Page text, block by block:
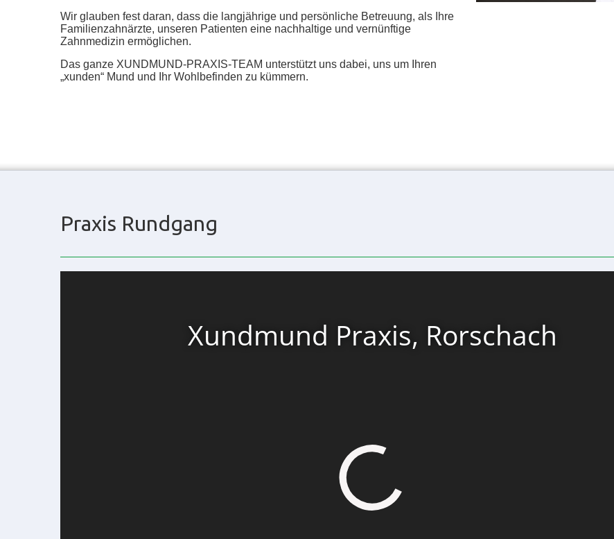
Wir glauben fest daran, dass die langjährige und persönliche Betreuung, als Ihre
Familienzahnärzte, unseren Patienten eine nachhaltige und vernünftige
Zahnmedizin ermöglichen.
Das ganze XUNDMUND-PRAXIS-TEAM unterstützt uns dabei, uns um Ihren
„xunden“ Mund und Ihr Wohlbefinden zu kümmern.
Praxis Rundgang